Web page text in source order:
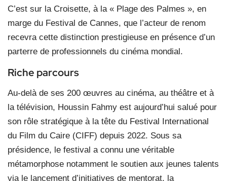
C’est sur la Croisette, à la « Plage des Palmes », en
marge du Festival de Cannes, que l’acteur de renom
recevra cette distinction prestigieuse en présence d’un
parterre de professionnels du cinéma mondial.
Riche parcours
Au-delà de ses 200 œuvres au cinéma, au théâtre et à
la télévision, Houssin Fahmy est aujourd’hui salué pour
son rôle stratégique à la tête du Festival International
du Film du Caire (CIFF) depuis 2022. Sous sa
présidence, le festival a connu une véritable
métamorphose notamment le soutien aux jeunes talents
via le lancement d’initiatives de mentorat, la